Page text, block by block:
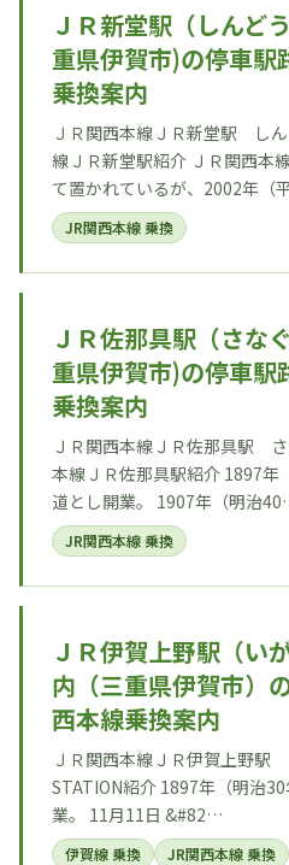
ＪＲ新堂駅（しんど
重県伊賀市)の停車駅
乗換案内
ＪＲ関西本線ＪＲ新堂駅 し
線ＪＲ新堂駅紹介 ＪＲ関西本
て置かれているが、2002年（
JR関西本線 乗換
ＪＲ佐那具駅（さな
重県伊賀市)の停車駅
乗換案内
ＪＲ関西本線ＪＲ佐那具駅
本線ＪＲ佐那具駅紹介 1897年
道とし開業。 1907年（明治
JR関西本線 乗換
ＪＲ伊賀上野駅（い
内（三重県伊賀市）
西本線乗換案内
ＪＲ関西本線ＪＲ伊賀上野
STATION紹介 1897年（明治
業。 11月11日 &#82…
伊賀線 乗換 JR関西本線 乗換